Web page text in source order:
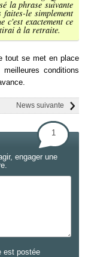
la phrase suivante
le simplement
c'est exactement ce
à la retraite.
tout se met en place
conditions
News suivante
1
engager une
est postée